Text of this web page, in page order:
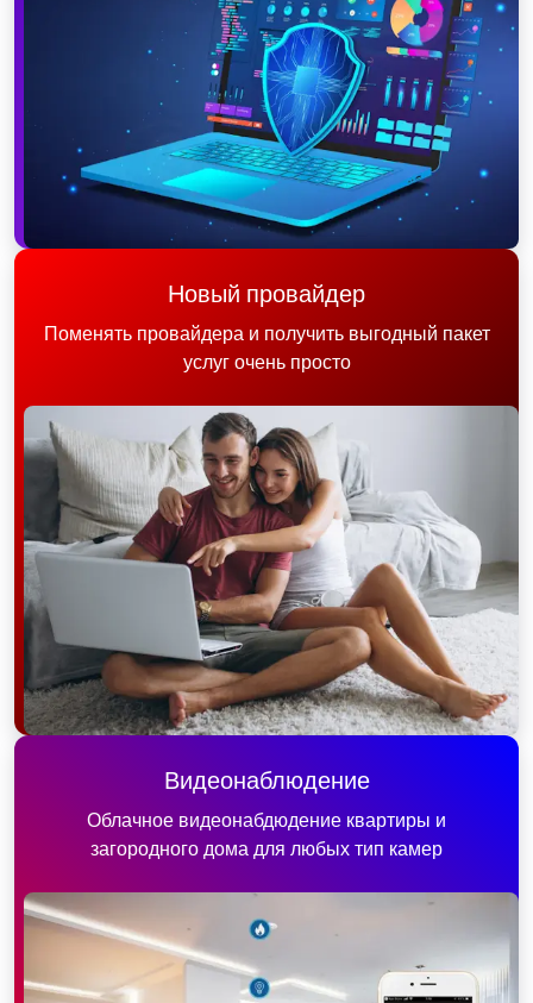
Новый провайдер
Поменять провайдера и получить выгодный пакет
услуг очень просто
Видеонаблюдение
Облачное видеонабдюдение квартиры и
загородного дома для любых тип камер